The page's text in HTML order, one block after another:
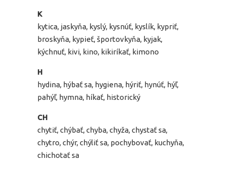
K
kytica, jaskyňa, kyslý, kysnúť, kyslík, kypriť,
broskyňa, kypieť, športovkyňa, kyjak,
kýchnuť, kivi, kino, kikiríkať, kimono
H
hydina, hýbať sa, hygiena, hýriť, hynúť, hýľ,
pahýľ, hymna, híkať, historický
CH
chytiť, chýbať, chyba, chyža, chystať sa,
chytro, chýr, chýliť sa, pochybovať, kuchyňa,
chichotať sa